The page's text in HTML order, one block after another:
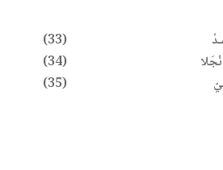
(33)
(34)
(35)